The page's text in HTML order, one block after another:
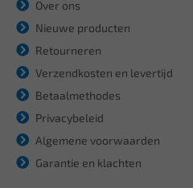
Over ons
Nieuwe producten
Retourneren
Verzendkosten en levertijd
Betaalmethodes
Privacybeleid
Algemene voorwaarden
Garantie en klachten